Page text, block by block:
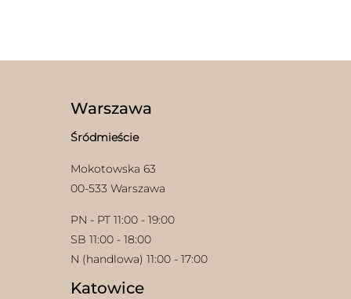
Warszawa
Śródmieście
Mokotowska 63
00-533 Warszawa
PN - PT 11:00 - 19:00
SB 11:00 - 18:00
N (handlowa) 11:00 - 17:00
Katowice